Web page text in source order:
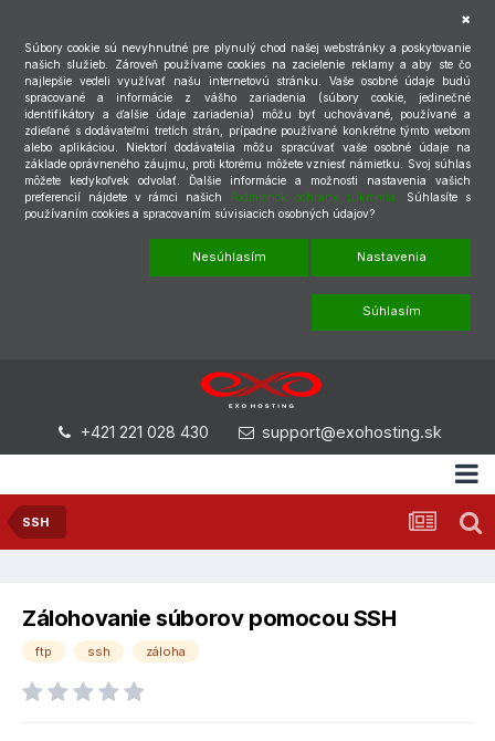
Súbory cookie sú nevyhnutné pre plynulý chod našej webstránky a poskytovanie
našich služieb. Zároveň používame cookies na zacielenie reklamy a aby ste čo
najlepšie vedeli využívať našu internetovú stránku. Vaše osobné údaje budú
spracované a informácie z vášho zariadenia (súbory cookie, jedinečné
identifikátory a ďalšie údaje zariadenia) môžu byť uchovávané, používané a
zdieľané s dodávateľmi tretích strán, prípadne používané konkrétne týmto webom
alebo aplikáciou. Niektorí dodávatelia môžu spracúvať vaše osobné údaje na
základe oprávneného záujmu, proti ktorému môžete vzniesť námietku. Svoj súhlas
môžete kedykoľvek odvolať. Ďalšie informácie a možnosti nastavenia vašich
preferencií nájdete v rámci našich Podmienok ochrany súkromia.
Súhlasíte s
používaním cookies a spracovaním súvisiacich osobných údajov?
Nesúhlasím Nastavenia
Súhlasím
+421 221 028 430 support@exohosting.sk
SSH
Zálohovanie súborov pomocou SSH
ftp ssh záloha